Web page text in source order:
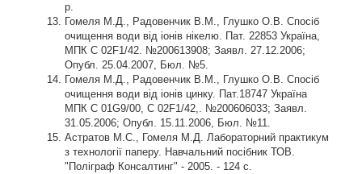
р.
Гомеля М.Д., Радовенчик В.М., Глушко О.В. Спосіб
очищення води від іонів нікелю. Пат. 22853 Україна,
МПК С 02F1/42. №200613908; Заявл. 27.12.2006;
Опубл. 25.04.2007, Бюл. №5.
Гомеля М.Д., Радовенчик В.М., Глушко О.В. Спосіб
очищення води від іонів цинку. Пат.18747 Україна
МПК С 01G9/00, С 02F1/42,. №200606033; Заявл.
31.05.2006; Опубл. 15.11.2006, Бюл. №11.
Астратов М.С., Гомеля М.Д. Лабораторний практикум
з технології паперу. Навчальний посібник ТОВ.
"Поліграф Консалтинг" - 2005. - 124 с.